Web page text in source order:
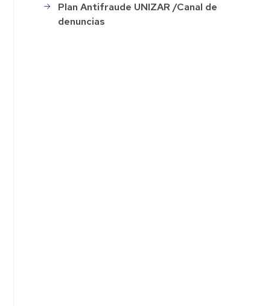
Plan Antifraude UNIZAR /Canal de
denuncias